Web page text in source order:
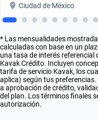
Ciudad de México
* Las mensualidades
calculadas con base en un
una tasa de interés referencial
Kavak Crédito. Incluyen
tarifa de servicio Kavak, los
aplica) según tus
a aprobación de crédito,
del plan. Los términos finales
autorización.